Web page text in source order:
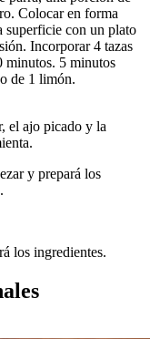
Colocar en forma
superficie con un plato
Incorporar 4 tazas
minutos. 5 minutos
de 1 limón.
el ajo picado y la
y prepará los
los ingredientes.